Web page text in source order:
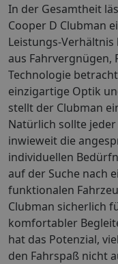
In der Gesamtheit
Cooper D Clubman
Leistungs-
aus
Technologie
einzigartige Optik
stellt der Clubman
Natürlich sollte
inwieweit die
individuellen
auf der Suche nach
funktionalen
Clubman sicherlich
komfortabler
hat das Potenzial,
den Fahrspaß nicht